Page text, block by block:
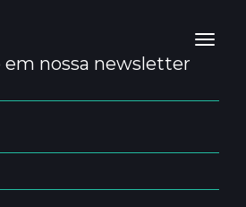
Toggle
em nossa newsletter